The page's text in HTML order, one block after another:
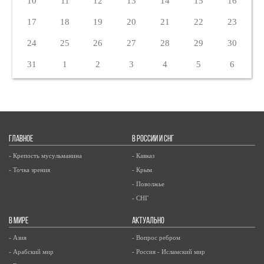
17 18 19 20 21 22 23
24 25 26 27 28 29 30
31 1 2 3 4 5 6
ГЛАВНОЕ
- Крепость мусульманина
- Точка зрения
В РОССИИ И СНГ
- Кавказ
- Крым
- Поволжье
- СНГ
В МИРЕ
- Азия
- Арабский мир
АКТУАЛЬНО
- Вопрос ребром
- Россия - Исламский мир